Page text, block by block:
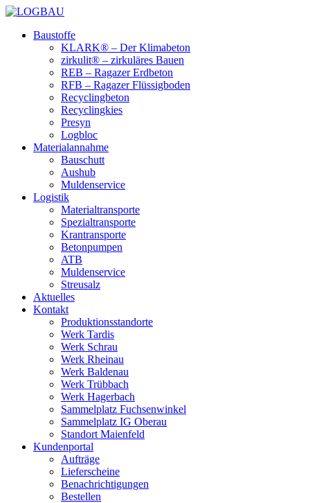
Baustoffe
KLARK® – Der Klimabeton
zirkulit® – zirkuläres Bauen
REB – Ragazer Erdbeton
RFB – Ragazer Flüssigboden
Recyclingbeton
Recyclingkies
Presyn
Logbloc
Materialannahme
Bauschutt
Aushub
Muldenservice
Logistik
Materialtransporte
Spezialtransporte
Krantransporte
Betonpumpen
ATB
Muldenservice
Streusalz
Aktuelles
Kontakt
Produktionsstandorte
Werk Tardis
Werk Schrau
Werk Rheinau
Werk Baldenau
Werk Trübbach
Werk Hagerbach
Sammelplatz Fuchsenwinkel
Sammelplatz IG Oberau
Standort Maienfeld
Kundenportal
Aufträge
Lieferscheine
Benachrichtigungen
Bestellen